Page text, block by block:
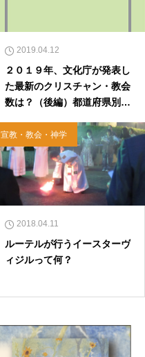
2019.04.12
２０１９年、文化庁が発表し
た最新のクリスチャン・教会
数は？（後編）都道府県別ラ
宣教・教会・神学
2018.04.11
ルーテルが行うイースターヴ
ィジルって何？